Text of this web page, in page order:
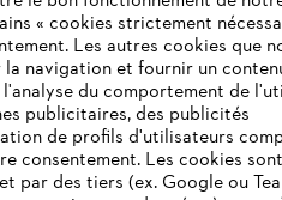
sommes-nous ?
Intégrité STIHL
« cookies strictement
Les autres cookies que
navigation et fournir un
du comportement de
publicitaires, des publicités
de profils d'utilisateurs
consentement. Les cookies
par des tiers (ex. Google ou